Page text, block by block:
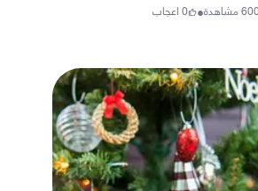
مشاهدة•
0اعجاب